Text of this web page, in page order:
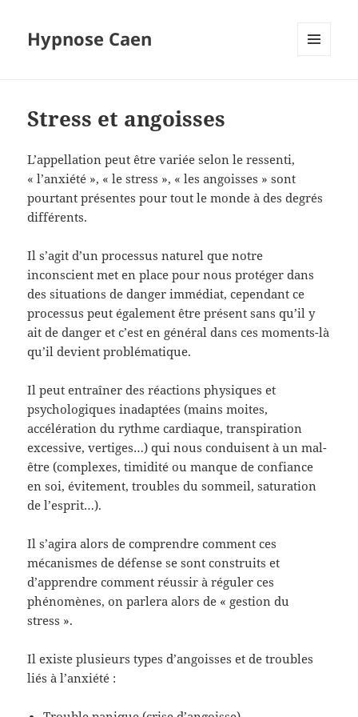
Hypnose Caen
Stress et angoisses
L’appellation peut être variée selon le ressenti,
« l’anxiété », « le stress », « les angoisses » sont
pourtant présentes pour tout le monde à des degrés
différents.
Il s’agit d’un processus naturel que notre
inconscient met en place pour nous protéger dans
des situations de danger immédiat, cependant ce
processus peut également être présent sans qu’il y
ait de danger et c’est en général dans ces moments-là
qu’il devient problématique.
Il peut entraîner des réactions physiques et
psychologiques inadaptées (mains moites,
accélération du rythme cardiaque, transpiration
excessive, vertiges…) qui nous conduisent à un mal-
être (complexes, timidité ou manque de confiance
en soi, évitement, troubles du sommeil, saturation
de l’esprit…).
Il s’agira alors de comprendre comment ces
mécanismes de défense se sont construits et
d’apprendre comment réussir à réguler ces
phénomènes, on parlera alors de « gestion du
stress ».
Il existe plusieurs types d’angoisses et de troubles
liés à l’anxiété :